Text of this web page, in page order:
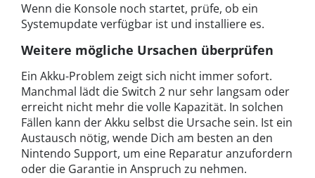
Wenn die Konsole noch startet, prüfe, ob ein
Systemupdate verfügbar ist und installiere es.
Weitere mögliche Ursachen überprüfen
Ein Akku-Problem zeigt sich nicht immer sofort.
Manchmal lädt die Switch 2 nur sehr langsam oder
erreicht nicht mehr die volle Kapazität. In solchen
Fällen kann der Akku selbst die Ursache sein. Ist ein
Austausch nötig, wende Dich am besten an den
Nintendo Support, um eine Reparatur anzufordern
oder die Garantie in Anspruch zu nehmen.